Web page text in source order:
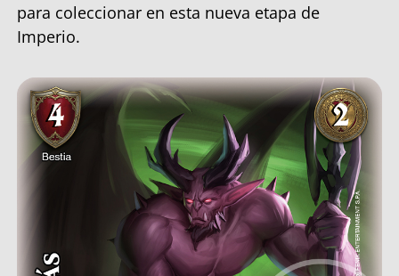
para coleccionar en esta nueva etapa de
Imperio.